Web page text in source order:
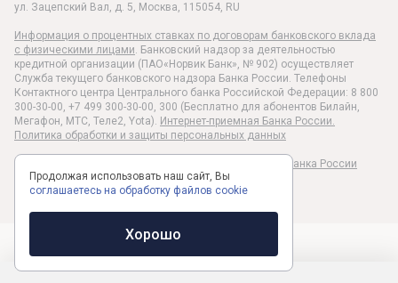
ул. Зацепский Вал, д. 5, Москва, 115054, RU
Информация о процентных ставках по договорам банковского вклада
с физическими лицами. Банковский надзор за деятельностью
кредитной организации (ПАО«Норвик Банк», № 902) осуществляет
Служба текущего банковского надзора Банка России. Телефоны
Контактного центра Центрального банка Российской Федерации: 8 800
300-30-00, +7 499 300-30-00, 300 (Бесплатно для абонентов Билайн,
Мегафон, МТС, Теле2, Yota). Интернет-приемная Банка России.
Политика обработки и защиты персональных данных
Раскрытие информации в соответствии c Указанием Банка России
№6496-У
Продолжая использовать наш сайт, Вы
соглашаетесь на обработку файлов cookie
Хорошо